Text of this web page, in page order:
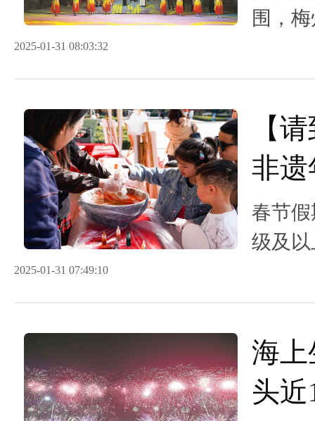
围，
2025-01-31 08:03:32
【
非遗
客流
春节
级及以
2025-01-31 07:49:10
海
头